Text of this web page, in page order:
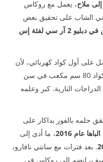
ملاح، يعمل مع روكاس
الليتواني الشاب على تحقيق بعض
فاز بلقب الملاحين في دبليو 2 آر سي لفئة إس
على أول كواد كهربائي، لأن
. بدأ ركوب كواد 80 سم مكعب في سن
الدراجات النارية. كبر وعلمه
32 عامًا لم يحقق حلمه بالفوز بداكار على
عام 2016
، ما أدى إلى
. بعد فترات مع سانتي نافارو،
انضم إلى روكاس في